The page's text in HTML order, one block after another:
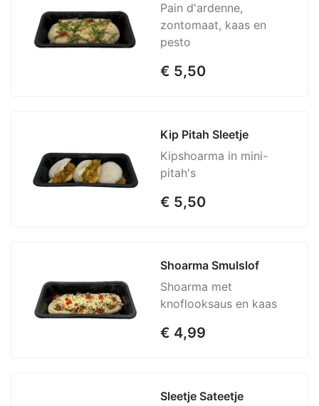
Pain d'ardenne,
zontomaat, kaas en
pesto
€ 5,50
Kip Pitah Sleetje
Kipshoarma in mini-
pitah's
€ 5,50
Shoarma Smulslof
Shoarma met
knoflooksaus en kaas
€ 4,99
Sleetje Sateetje